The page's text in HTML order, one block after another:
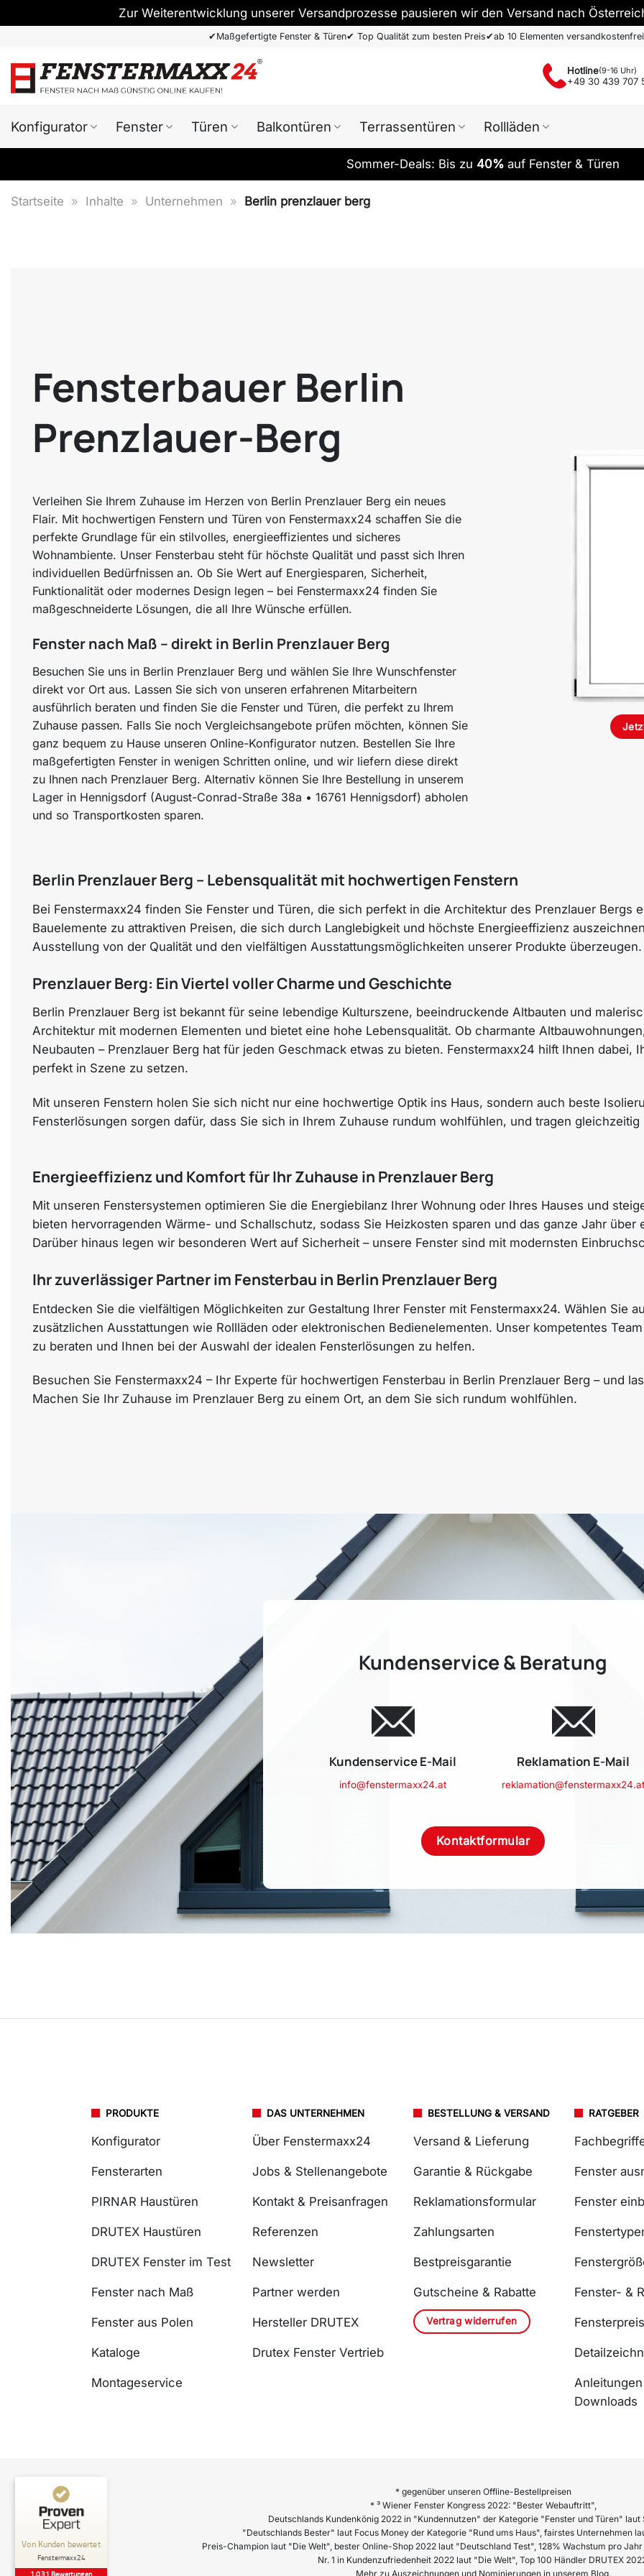
Zur Weiterentwicklung unserer Versandprozesse pausieren wir den Versand nach
springen
✔Maßgefertigte Fenster & Türen✔ Top Qualität zum besten Preis✔ab 10 Elementen versandkostenfrei
Hotline(9-16 Uhr)
+49 30 439 707
Konfigurator Fenster Türen Balkontüren Terrassentüren Rollläden
Sommer-Deals: Bis zu 40% auf Fenster & Türen
Startseite » Inhalte » Unternehmen » Berlin prenzlauer berg
Fensterbauer Berlin
Prenzlauer-Berg
Verleihen Sie Ihrem Zuhause im Herzen von Berlin Prenzlauer Berg ein neues
Flair. Mit hochwertigen Fenstern und Türen von Fenstermaxx24 schaffen Sie die
perfekte Grundlage für ein stilvolles, energieeffizientes und sicheres
Wohnambiente. Unser Fensterbau steht für höchste Qualität und passt sich Ihren
individuellen Bedürfnissen an. Ob Sie Wert auf Energiesparen, Sicherheit,
Funktionalität oder modernes Design legen – bei Fenstermaxx24 finden Sie
maßgeschneiderte Lösungen, die all Ihre Wünsche erfüllen.
Fenster nach Maß – direkt in Berlin Prenzlauer Berg
Besuchen Sie uns in Berlin Prenzlauer Berg und wählen Sie Ihre Wunschfenster
direkt vor Ort aus. Lassen Sie sich von unseren erfahrenen Mitarbeitern
ausführlich beraten und finden Sie die Fenster und Türen, die perfekt zu Ihrem
Zuhause passen. Falls Sie noch Vergleichsangebote prüfen möchten, können Sie
ganz bequem zu Hause unseren Online-Konfigurator nutzen. Bestellen Sie Ihre
maßgefertigten Fenster in wenigen Schritten online, und wir liefern diese direkt
zu Ihnen nach Prenzlauer Berg. Alternativ können Sie Ihre Bestellung in unserem
Lager in Hennigsdorf (August-Conrad-Straße 38a • 16761 Hennigsdorf) abholen
und so Transportkosten sparen.
Berlin Prenzlauer Berg – Lebensqualität mit hochwertigen Fenstern
Bei Fenstermaxx24 finden Sie Fenster und Türen, die sich perfekt in die Architektur des Prenzlauer Bergs
Bauelemente zu attraktiven Preisen, die sich durch Langlebigkeit und höchste Energieeffizienz
Ausstellung von der Qualität und den vielfältigen Ausstattungsmöglichkeiten unserer Produkte überzeugen.
Prenzlauer Berg: Ein Viertel voller Charme und Geschichte
Berlin Prenzlauer Berg ist bekannt für seine lebendige Kulturszene, beeindruckende Altbauten und
Architektur mit modernen Elementen und bietet eine hohe Lebensqualität. Ob charmante
Neubauten – Prenzlauer Berg hat für jeden Geschmack etwas zu bieten. Fenstermaxx24 hilft Ihnen dabei,
perfekt in Szene zu setzen.
Mit unseren Fenstern holen Sie sich nicht nur eine hochwertige Optik ins Haus, sondern auch beste
Fensterlösungen sorgen dafür, dass Sie sich in Ihrem Zuhause rundum wohlfühlen, und tragen
Energieeffizienz und Komfort für Ihr Zuhause in Prenzlauer Berg
Mit unseren Fenstersystemen optimieren Sie die Energiebilanz Ihrer Wohnung oder Ihres Hauses und
bieten hervorragenden Wärme- und Schallschutz, sodass Sie Heizkosten sparen und das ganze Jahr
Darüber hinaus legen wir besonderen Wert auf Sicherheit – unsere Fenster sind mit modernsten
Ihr zuverlässiger Partner im Fensterbau in Berlin Prenzlauer Berg
Entdecken Sie die vielfältigen Möglichkeiten zur Gestaltung Ihrer Fenster mit Fenstermaxx24. Wählen Sie
zusätzlichen Ausstattungen wie Rollläden oder elektronischen Bedienelementen. Unser kompetentes
zu beraten und Ihnen bei der Auswahl der idealen Fensterlösungen zu helfen.
Besuchen Sie Fenstermaxx24 – Ihr Experte für hochwertigen Fensterbau in Berlin Prenzlauer Berg – und
Machen Sie Ihr Zuhause im Prenzlauer Berg zu einem Ort, an dem Sie sich rundum wohlfühlen.
Kundenservice & Beratung
Kundenservice E-Mail
info@fenstermaxx24.at
Reklamation E-Mail
reklamation@fenstermaxx24.at
Kontaktformular
PRODUKTE
Konfigurator
Fensterarten
PIRNAR Haustüren
DRUTEX Haustüren
DRUTEX Fenster im Test
Fenster nach Maß
Fenster aus Polen
Kataloge
Montageservice
DAS UNTERNEHMEN
Über Fenstermaxx24
Jobs & Stellenangebote
Kontakt & Preisanfragen
Referenzen
Newsletter
Partner werden
Hersteller DRUTEX
Drutex Fenster Vertrieb
BESTELLUNG & VERSAND
Versand & Lieferung
Garantie & Rückgabe
Reklamationsformular
Zahlungsarten
Bestpreisgarantie
Gutscheine & Rabatte
Vertrag widerrufen
RATGEBER
Fenster
Fenster
Fenster- &
Downloads
* gegenüber unseren Offline-Bestellpreisen
* ³ Wiener Fenster Kongress 2022: "Bester Webauftritt",
Deutschlands Kundenkönig 2022 in "Kundennutzen" der Kategorie "Fenster und Türen" laut
"Deutschlands Bester" laut Focus Money der Kategorie "Rund ums Haus", fairstes Unternehmen
Preis-Champion laut "Die Welt", bester Online-Shop 2022 laut "Deutschland Test", 128% Wachstum pro
Nr. 1 in Kundenzufriedenheit 2022 laut "Die Welt", Top 100 Händler DRUTEX
Mehr zu Auszeichnungen und Nominierungen in unserem Blog.